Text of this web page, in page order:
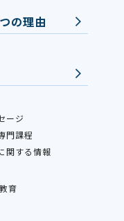
の理由
ージ
門課程
関する情報
育